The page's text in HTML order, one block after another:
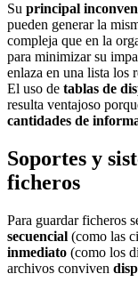
Su principal
pueden generar la
compleja que en la
para minimizar su
enlaza en una lista los
El uso de tablas de
resulta ventajoso
cantidades de
Soportes y
ficheros
Para guardar ficheros
secuencial (como las
inmediato (como los
archivos conviven